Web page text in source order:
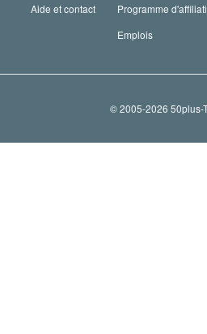
Aide et contact
Programme
Emplois
© 2005-2026 50plus-